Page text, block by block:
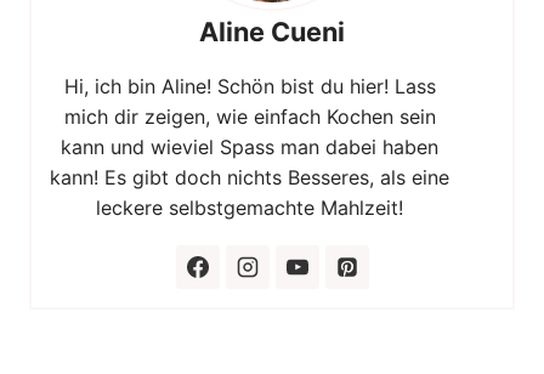
Aline Cueni
Hi, ich bin Aline! Schön bist du hier! Lass
mich dir zeigen, wie einfach Kochen sein
kann und wieviel Spass man dabei haben
kann! Es gibt doch nichts Besseres, als eine
leckere selbstgemachte Mahlzeit!